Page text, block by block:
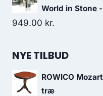
World in Stone
949.00 kr.
NYE TILBUD
ROWICO
træ